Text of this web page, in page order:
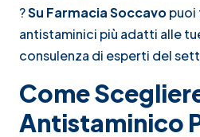
?Su Farmacia Soccavopuoi
antistaminici più adatti alle
consulenza di esperti del
Come
Antistaminico